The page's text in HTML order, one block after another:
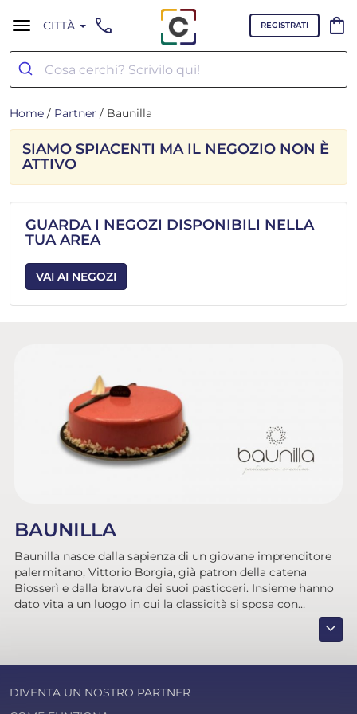
CITTÀ call REGISTRATI shopping_bag
Home / Partner / Baunilla
SIAMO SPIACENTI MA IL NEGOZIO NON È
ATTIVO
GUARDA I NEGOZI DISPONIBILI NELLA
TUA AREA
VAI AI NEGOZI
BAUNILLA
Baunilla nasce dalla sapienza di un giovane imprenditore
palermitano, Vittorio Borgia, già patron della catena
Biosserì e dalla bravura dei suoi pasticceri. Insieme hanno
dato vita a un luogo in cui la classicità si sposa con
creazioni inedite per la piazza milanese. Qualche tocco di
degli ingredienti che rendono le nuove pasticcerie Baunilla
questa la visione di Vittorio, secondo la quale ciascun
expand_more
DIVENTA UN NOSTRO PARTNER